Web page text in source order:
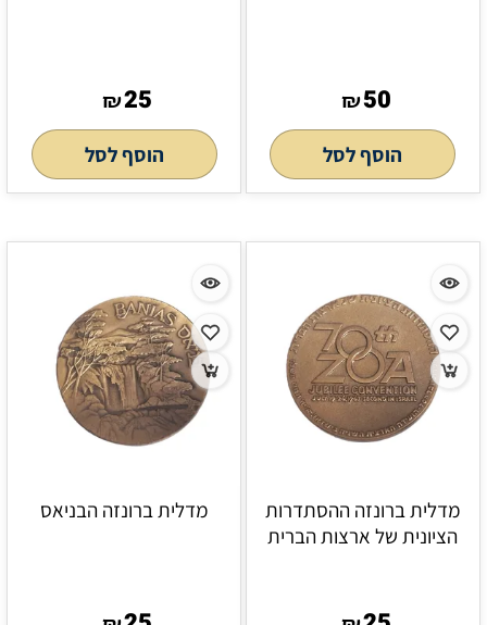
₪50
הוסף לסל
₪25
הוסף לסל
מדלית ברונזה ההסתדרות
הציונית של ארצות הברית
מדלית ברונזה הבניאס